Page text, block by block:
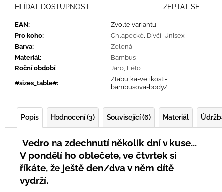
EAN:
Zvolte variantu
Pro koho: Chlapecké Dívčí Unisex
Barva:
Zelená
Materiál:
Bambus
Roční období: Jaro Léto
#sizes_table#:
/tabulka-velikosti-
bambusova-body/
ZEPTAT SE
HLÍDAT DOSTUPNOST
Popis Hodnocení (3) Související (6) Materiál
Vedro na zdechnutí několik dní v kuse...
V pondělí ho oblečete, ve čtvrtek si
říkáte, že ještě den/dva v něm dítě
vydrží.